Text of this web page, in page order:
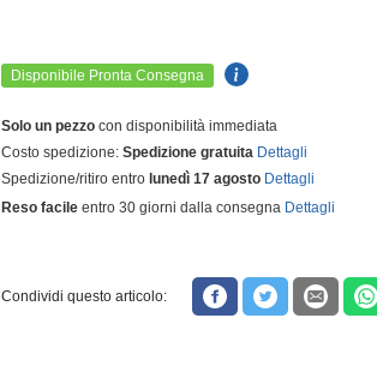
Disponibile Pronta Consegna
Solo un pezzocon disponibilità immediata
Costo spedizione: Spedizione gratuita Dettagli
Spedizione/ritiro entro lunedì 17 agosto Dettagli
Reso facileentro 30 giorni dalla consegna Dettagli
Condividi questo articolo: